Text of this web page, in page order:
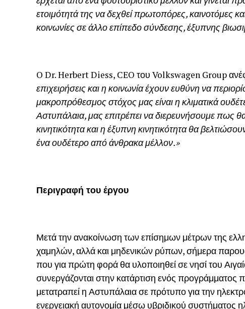
ετοιμότητά της να δεχθεί πρωτοπόρες, καινοτόμες
κοινωνίες σε άλλο επίπεδο σύνδεσης, έξυπνης
O Dr. Herbert Diess, CEO του Volkswagen Group
επιχειρήσεις και η κοινωνία έχουν ευθύνη να
μακροπρόθεσμος στόχος μας είναι η κλιματικά
Αστυπάλαια, μας επιτρέπει να διερευνήσουμε πως
κινητικότητα και η έξυπνη κινητικότητα θα
ένα ουδέτερο από άνθρακα μέλλον.»
Περιγραφή του έργου
Μετά την ανακοίνωση των επίσημων μέτρων της
χαμηλών, αλλά και μηδενικών ρύπων, σήμερα
που για πρώτη φορά θα υλοποιηθεί σε νησί του
συνεργάζονται στην κατάρτιση ενός προγράμματος
μετατραπεί η Αστυπάλαια σε πρότυπο για την
ενεργειακή αυτονομία μέσω υβριδικού